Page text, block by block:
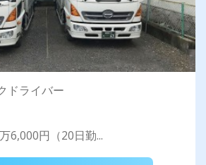
ドライバー
6,000円（20日勤...